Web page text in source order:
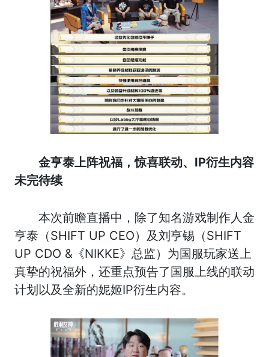
金亨泰上阵祝福，惊喜联动、IP衍生内容
未完待续
本次前瞻直播中，除了知名游戏制作人金
亨泰（SHIFT UP CEO）及刘亨锡（SHIFT
UP CDO &《NIKKE》总监）为国服玩家送上
真挚的祝福外，还重点预告了国服上线的联动
计划以及全新的妮姬IP衍生内容。